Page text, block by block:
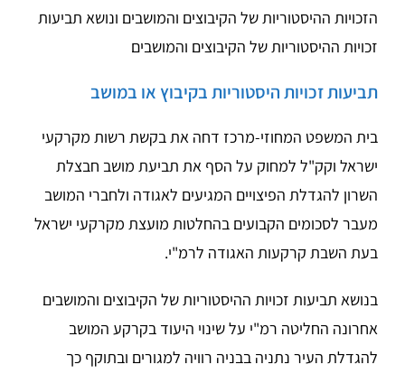
הזכויות ההיסטוריות של הקיבוצים והמושבים ונושא תביעות
זכויות ההיסטוריות של הקיבוצים והמושבים
תביעות זכויות היסטוריות בקיבוץ או במושב
בית המשפט המחוזי-מרכז דחה את בקשת רשות מקרקעי
ישראל וקק"ל למחוק על הסף את תביעת מושב חבצלת
השרון להגדלת הפיצויים המגיעים לאגודה ולחברי המושב
מעבר לסכומים הקבועים בהחלטות מועצת מקרקעי ישראל
בעת השבת קרקעות האגודה לרמ"י.
בנושא תביעות זכויות ההיסטוריות של הקיבוצים והמושבים
אחרונה החליטה רמ"י על שינוי היעוד בקרקע המושב
להגדלת העיר נתניה בבניה רוויה למגורים ובתוקף כך